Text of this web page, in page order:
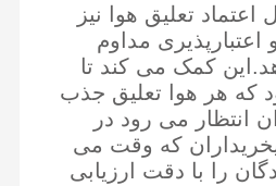
اعتماد تعلیق هوا نیز
اعتبارپذیری مداوم
کمک می کند تا
که هر هوا تعلیق جذب
انتظار می رود در
که وقت می
را با دقت ارزیابی